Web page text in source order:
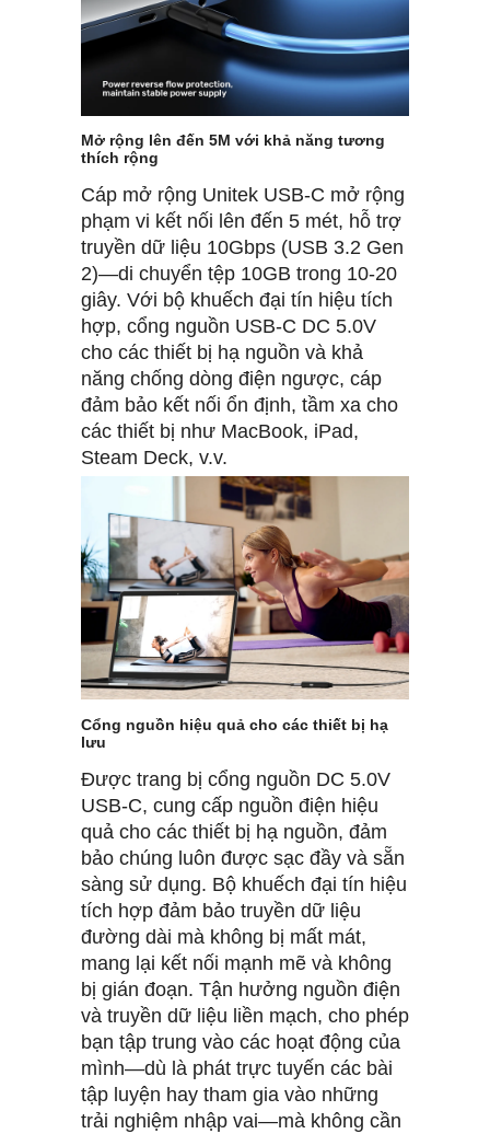
Mở rộng lên đến 5M với khả năng tương
thích rộng
Cáp mở rộng Unitek USB-C mở rộng
phạm vi kết nối lên đến 5 mét, hỗ trợ
truyền dữ liệu 10Gbps (USB 3.2 Gen
2)—di chuyển tệp 10GB trong 10-20
giây. Với bộ khuếch đại tín hiệu tích
hợp, cổng nguồn USB-C DC 5.0V
cho các thiết bị hạ nguồn và khả
năng chống dòng điện ngược, cáp
đảm bảo kết nối ổn định, tầm xa cho
các thiết bị như MacBook, iPad,
Steam Deck, v.v.
Cổng nguồn hiệu quả cho các thiết bị hạ
lưu
Được trang bị cổng nguồn DC 5.0V
USB-C, cung cấp nguồn điện hiệu
quả cho các thiết bị hạ nguồn, đảm
bảo chúng luôn được sạc đầy và sẵn
sàng sử dụng. Bộ khuếch đại tín hiệu
tích hợp đảm bảo truyền dữ liệu
đường dài mà không bị mất mát,
mang lại kết nối mạnh mẽ và không
bị gián đoạn. Tận hưởng nguồn điện
và truyền dữ liệu liền mạch, cho phép
bạn tập trung vào các hoạt động của
mình—dù là phát trực tuyến các bài
tập luyện hay tham gia vào những
trải nghiệm nhập vai—mà không cần